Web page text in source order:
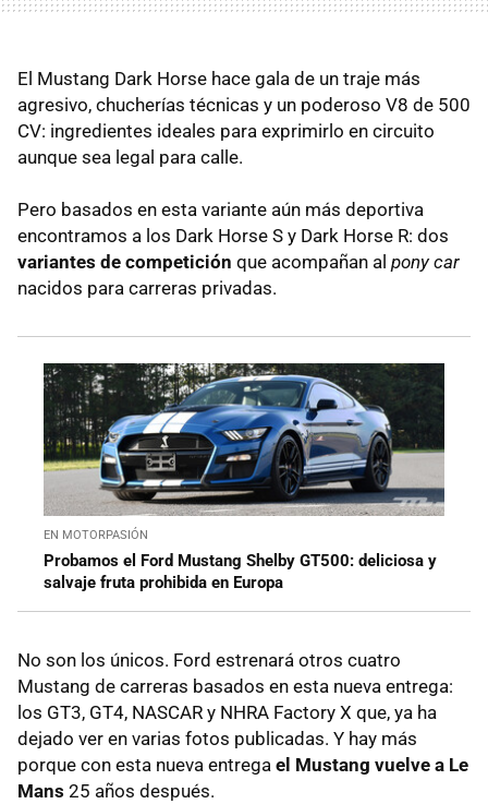
El Mustang Dark Horse hace gala de un traje más
agresivo, chucherías técnicas y un poderoso V8 de 500
CV: ingredientes ideales para exprimirlo en circuito
aunque sea legal para calle.
Pero basados en esta variante aún más deportiva
encontramos a los Dark Horse S y Dark Horse R: dos
variantes de competición que acompañan al pony car
nacidos para carreras privadas.
EN MOTORPASIÓN
Probamos el Ford Mustang Shelby GT500: deliciosa y
salvaje fruta prohibida en Europa
No son los únicos. Ford estrenará otros cuatro
Mustang de carreras basados en esta nueva entrega:
los GT3, GT4, NASCAR y NHRA Factory X que, ya ha
dejado ver en varias fotos publicadas. Y hay más
porque con esta nueva entrega el Mustang vuelve a Le
Mans 25 años después.